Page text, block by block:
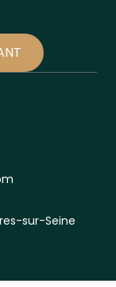
sur-Seine